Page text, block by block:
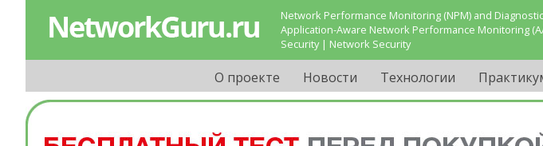
Network Performance Monitoring (NPM) and
Application-Aware Network Performance Monitoring
Security | Network Security
О проекте Новости Технологии